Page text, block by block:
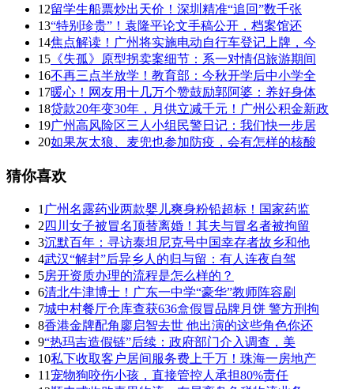
12留学生船票炒出天价！深圳精准“追回”数千张
13“特别珍贵”！袁隆平论文手稿公开，档案馆还
14焦点解读！广州将实施电动自行车登记上牌，今
15 《失孤》原型拐卖案细节：系一对情侣旅游期间
16不再三点半放学！教育部：今秋开学后中小学全
17暖心！网友用十几万个赞鼓励郭阿婆：养好身体
18贷款20年变30年，月供立减千元！广州公积金新政
19广州高风险区三人小组民警日记：我们快一步居
20如果灰太狼、麦兜也参加防疫，会有怎样的核酸
猜你喜欢
1 广州名露药业两款婴儿爽身粉铅超标！国家药监
2 四川女子被冒名顶替离婚！其夫与冒名者被拘留
3沉默百年：寻访泰坦尼克号中国幸存者故乡和他
4武汉“解封”后异乡人的归与留：有人连夜自驾
5房开资质办理的流程是怎么样的？
6清北牛津博士！广东一中学“豪华”教师阵容刷
7城中村餐厅仓库查获636盒假冒品牌月饼 警方刑拘
8香港金牌配角廖启智去世 他出演的这些角色你还
9“热玛吉造假链”后续：政府部门介入调查，美
10私下收取客户居间服务费上千万！珠海一房地产
11 宠物狗咬伤小孩，直接管控人承担80%责任